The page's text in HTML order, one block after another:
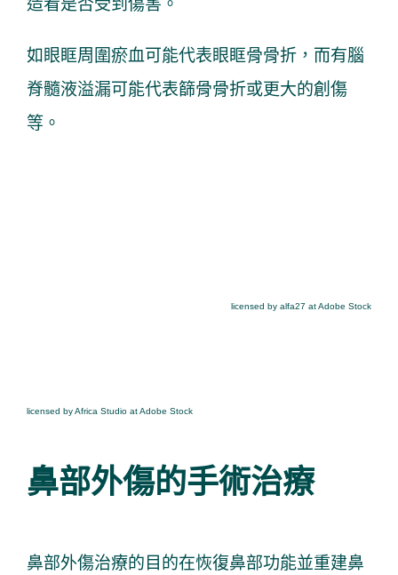
如眼眶周圍瘀血可能代表眼眶骨骨折，而有腦
脊髓液溢漏可能代表篩骨骨折或更大的創傷
等。
licensed by alfa27 at Adobe Stock
licensed by Africa Studio at Adobe Stock
鼻部外傷的手術治療
鼻部外傷治療的目的在恢復鼻部功能並重建鼻